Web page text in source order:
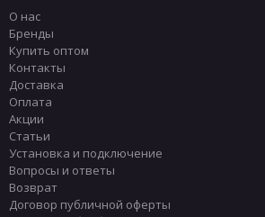
О нас
Бренды
Купить оптом
Контакты
Доставка
Оплата
Акции
Статьи
Установка и подключение
Вопросы и ответы
Возврат
Договор публичной оферты